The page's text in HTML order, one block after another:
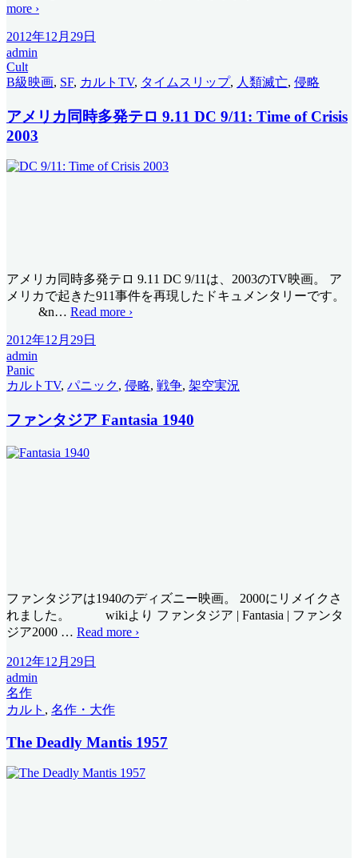
more ›
2012年12月29日
admin
Cult
B級映画, SF, カルトTV, タイムスリップ, 人類滅亡, 侵略
アメリカ同時多発テロ 9.11 DC 9/11: Time of Crisis
2003
アメリカ同時多発テロ 9.11 DC 9/11は、2003のTV映画。 ア
メリカで起きた911事件を再現したドキュメンタリーです。
&n… Read more ›
2012年12月29日
admin
Panic
カルトTV, パニック, 侵略, 戦争, 架空実況
ファンタジア Fantasia 1940
ファンタジアは1940のディズニー映画。 2000にリメイクさ
れました。 wikiより ファンタジア | Fantasia | ファンタ
ジア2000 … Read more ›
2012年12月29日
admin
名作
カルト , 名作・大作
The Deadly Mantis 1957